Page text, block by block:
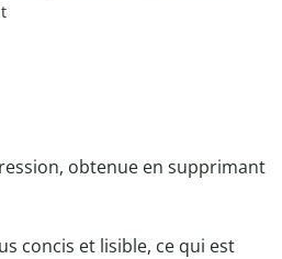
obtenue en supprimant
concis et lisible, ce qui est